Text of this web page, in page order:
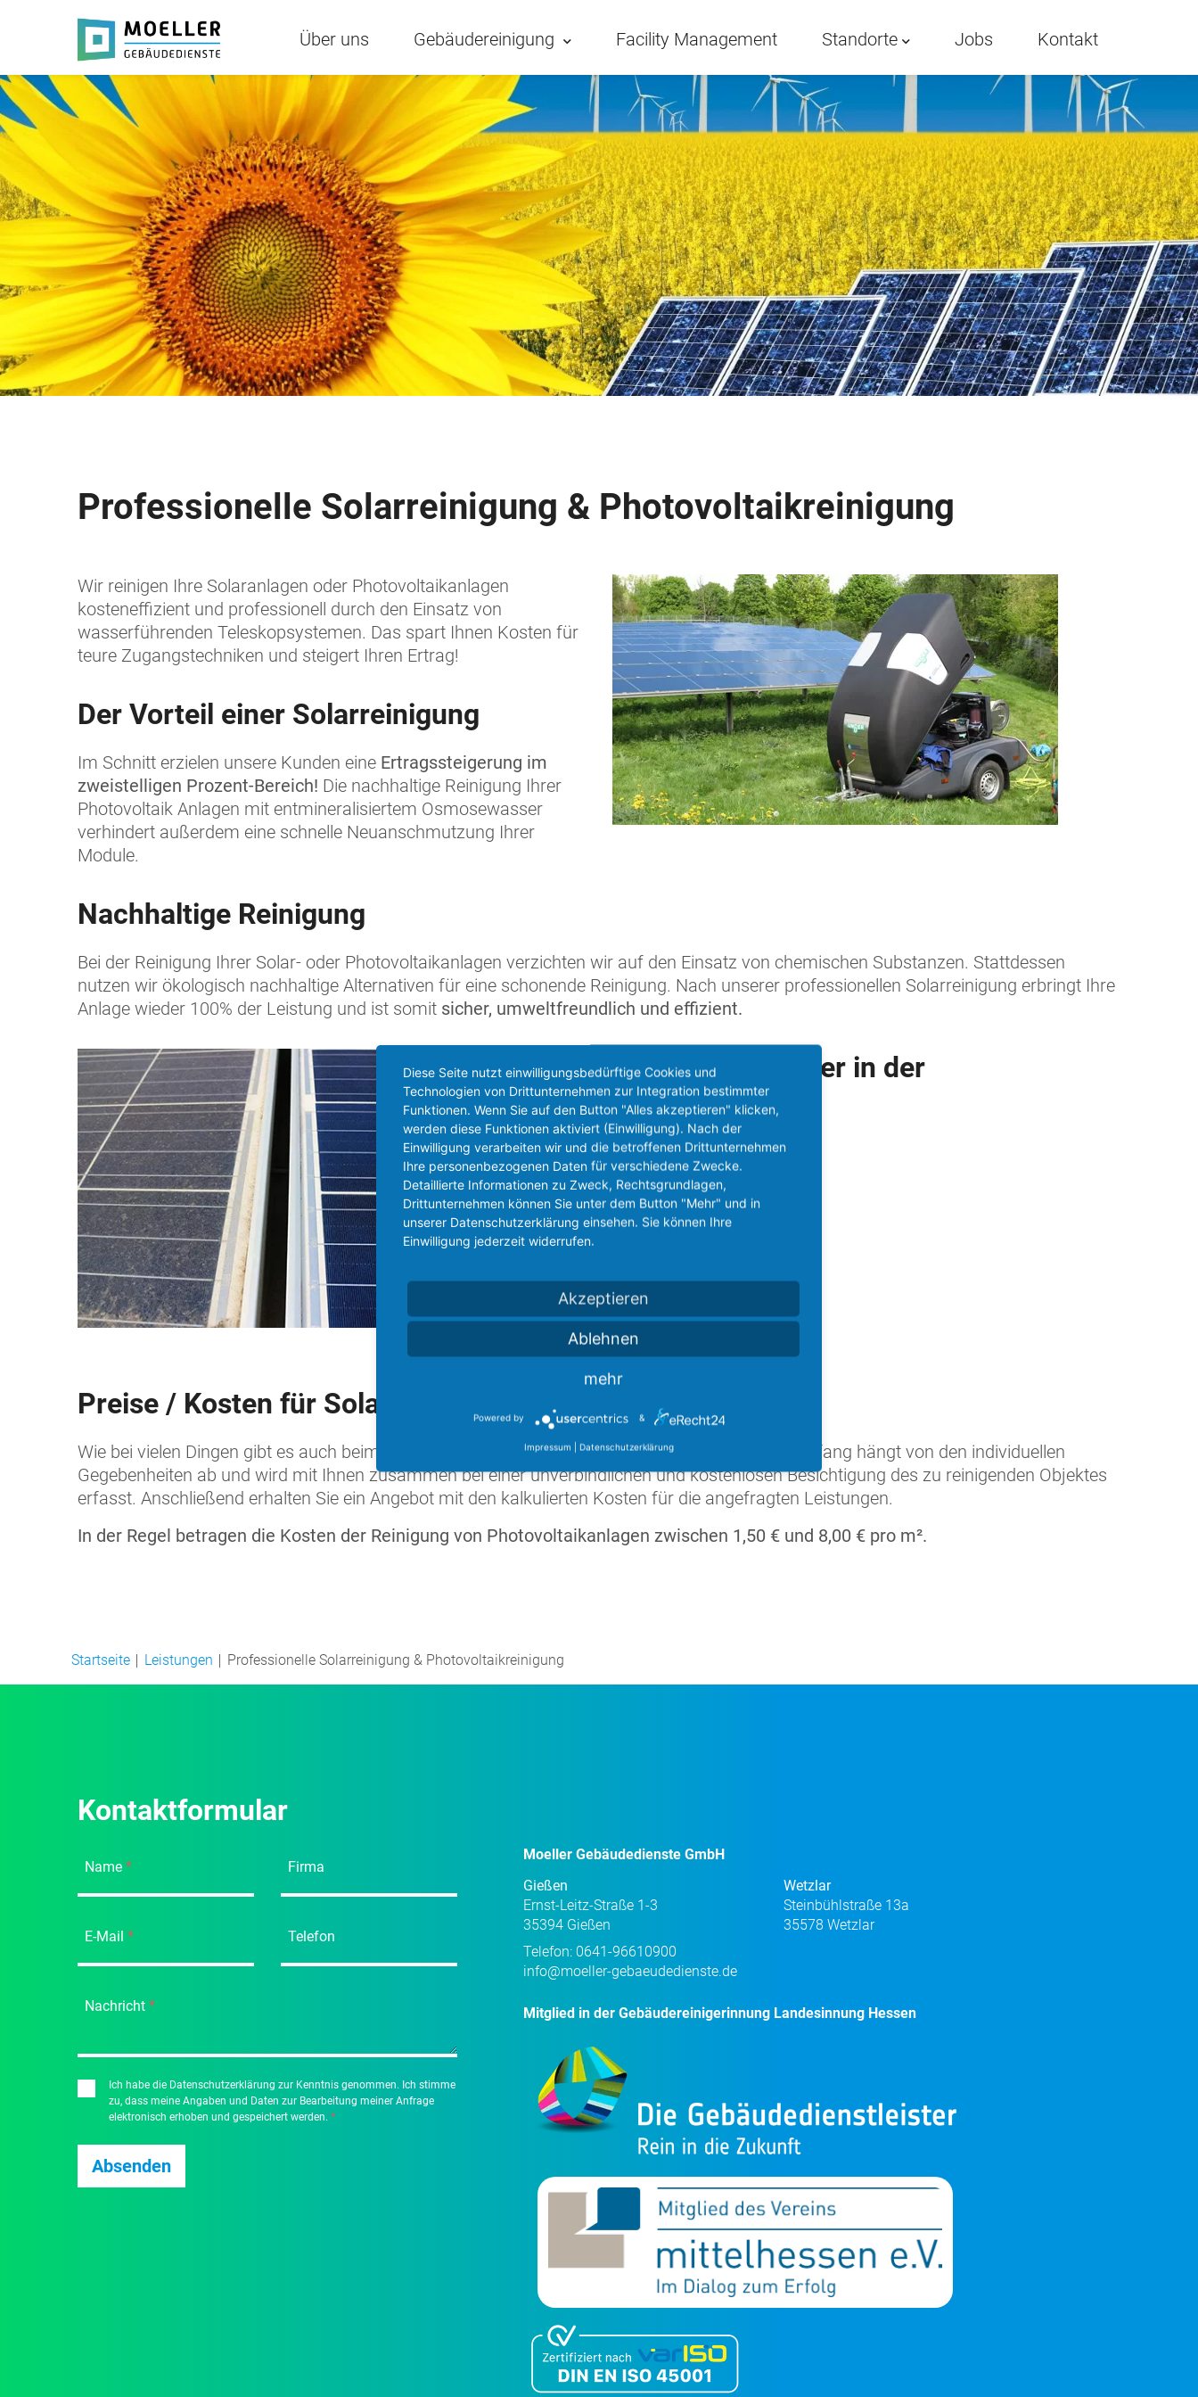
Über uns Gebäudereinigung Facility Management Standorte Jobs Kontakt
Professionelle Solarreinigung & Photovoltaikreinigung
Wir reinigen Ihre Solaranlagen oder Photovoltaikanlagen
kosteneffizient und professionell durch den Einsatz von
wasserführenden Teleskopsystemen. Das spart Ihnen Kosten für
teure Zugangstechniken und steigert Ihren Ertrag!
Der Vorteil einer Solarreinigung
Im Schnitt erzielen unsere Kunden eine Ertragssteigerung im
zweistelligen Prozent-Bereich! Die nachhaltige Reinigung Ihrer
Photovoltaik Anlagen mit entmineralisiertem Osmosewasser
verhindert außerdem eine schnelle Neuanschmutzung Ihrer
Module.
Nachhaltige Reinigung
Bei der Reinigung Ihrer Solar- oder Photovoltaikanlagen verzichten wir auf den Einsatz von chemischen Substanzen. Stattdessen
nutzen wir ökologisch nachhaltige Alternativen für eine schonende Reinigung. Nach unserer professionellen Solarreinigung erbringt Ihre
Anlage wieder 100% der Leistung und ist somit sicher, umweltfreundlich und effizient.
Mögliche Aufgabenfelder in der
Solarreinigung:
Reinigung von Photovoltaikanlagen
Gewerbliche oder private Anlagen
Solaranlagen in der Landwirtschaft
Reinigung von Anlagen in Solarparks
Ebenerdige Solaranlagen
uvm.
Preise / Kosten für Solarreinigung
Wie bei vielen Dingen gibt es auch beim Thema Solarreinigungkeine pauschalen Preise. Der Umfang hängt von den individuellen
Gegebenheiten ab und wird mit Ihnen zusammen bei einer unverbindlichen und kostenlosen Besichtigung des zu reinigenden Objektes
erfasst. Anschließend erhalten Sie ein Angebot mit den kalkulierten Kosten für die angefragten Leistungen.
In der Regel betragen die Kosten der Reinigung von Photovoltaikanlagen zwischen 1,50 € und 8,00 € pro m².
Startseite Leistungen Professionelle Solarreinigung & Photovoltaikreinigung
Kontaktformular
Name * Firma
E-Mail * Telefon
Nachricht *
Ich habe die Datenschutzerklärung zur Kenntnis genommen. Ich stimme
zu, dass meine Angaben und Daten zur Bearbeitung meiner Anfrage
elektronisch erhoben und gespeichert werden. *
Moeller Gebäudedienste GmbH
Gießen
Ernst-Leitz-Straße 1-3
35394 Gießen
Telefon: 0641-96610900
info@moeller-gebaeudedienste.de
Wetzlar
Steinbühlstraße 13a
35578 Wetzlar
Mitglied in der Gebäudereinigerinnung Landesinnung Hessen
Diese Seite nutzt einwilligungsbedürftige Cookies und
Technologien von Drittunternehmen zur Integration bestimmter
Funktionen. Wenn Sie auf den Button "Alles akzeptieren" klicken,
werden diese Funktionen aktiviert (Einwilligung). Nach der
Einwilligung verarbeiten wir und die betroffenen Drittunternehmen
Ihre personenbezogenen Daten für verschiedene Zwecke.
Detaillierte Informationen zu Zweck, Rechtsgrundlagen,
Drittunternehmen können Sie unter dem Button "Mehr" und in
unserer Datenschutzerklärung einsehen. Sie können Ihre
Einwilligung jederzeit widerrufen.
Akzeptieren
Ablehnen
mehr
Powered by &
Impressum | Datenschutzerklärung